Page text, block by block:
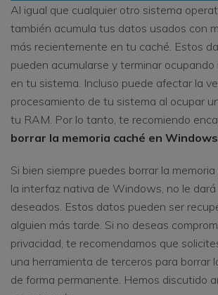
Al igual que cualquier otro sistema
también acumula tus datos usados con
más recientemente en tu caché. Estos
pueden acumularse y terminar ocupando
en tu sistema. Incluso puede afectar la
procesamiento de tu sistema al ocupar
tu RAM. Por lo tanto, te recomiendo
borrar la memoria caché en
Si bien siempre puedes borrar la
la interfaz nativa de Windows, no le
deseados. Estos datos pueden ser
alguien más tarde. Si no deseas
privacidad, te recomendamos que
una herramienta de terceros para borrar
de forma permanente. Hemos discutido